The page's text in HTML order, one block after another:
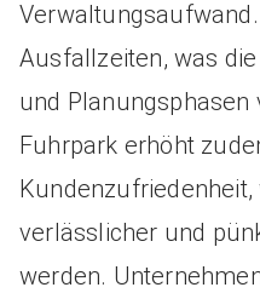
Ausfallzeiten, was
und
Fuhrpark erhöht
verlässlicher und
werden.